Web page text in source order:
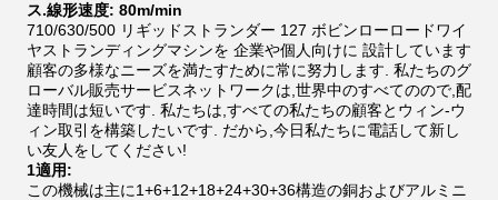
ス.線形速度: 80m/min
710/630/500 リギッドストランダー 127 ボビンローロードワイ
ヤストランディングマシンを 企業や個人向けに 設計しています
顧客の多様なニーズを満たすために常に努力します. 私たちのグ
ローバル販売サービスネットワークは,世界中のすべてのので,配
達時間は短いです. 私たちは,すべての私たちの顧客とウィン-ウ
ィン取引を構築したいです. だから,今日私たちに電話して新し
い友人をしてください!
1適用:
この機械は主に1+6+12+18+24+30+36構造の銅およびアルミニ